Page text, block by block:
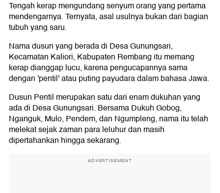
Tengah kerap mengundang senyum orang yang pertama
mendengarnya. Ternyata, asal usulnya bukan dari bagian
tubuh yang saru.
Nama dusun yang berada di Desa Gunungsari,
Kecamatan Kaliori, Kabupaten Rembang itu memang
kerap dianggap lucu, karena pengucapannya sama
dengan 'pentil' atau puting payudara dalam bahasa Jawa.
Dusun Pentil merupakan satu dari enam dukuhan yang
ada di Desa Gunungsari. Bersama Dukuh Gobog,
Nganguk, Mulo, Pendem, dan Ngumpleng, nama itu telah
melekat sejak zaman para leluhur dan masih
dipertahankan hingga sekarang.
ADVERTISEMENT